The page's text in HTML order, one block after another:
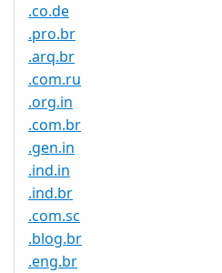
.co.de
.pro.br
.arq.br
.com.ru
.org.in
.com.br
.gen.in
.ind.in
.ind.br
.com.sc
.blog.br
.eng.br